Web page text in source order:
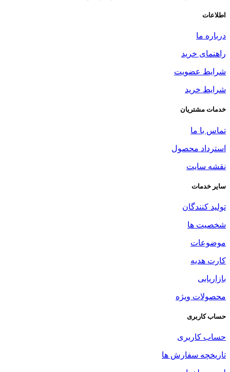
اطلاعات
درباره ما
راهنمای خرید
شرایط عضویت
شرایط خرید
خدمات مشتریان
تماس با ما
استرداد محصول
نقشه سایت
سایر خدمات
تولید کنندگان
شخصیت ها
موضوعات
کارت هدیه
بازاریابی
محصولات ویژه
حساب کاربری
حساب کاربری
تاریخچه سفارش ها